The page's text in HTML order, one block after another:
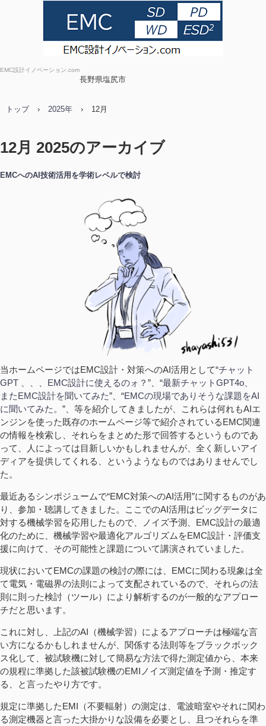
EMC設計イノベーション.com
長野県塩尻市
トップ › 2025年 › 12月
12月 2025のアーカイブ
EMCへのAI技術活用を学術レベルで検討
当ホームページではEMC設計・対策へのAI活用として“チャット
GPT 、、、EMC設計に使えるのォ？ ”、“最新チャットGPT4o、
またEMC設計を聞いてみた”、“EMCの現場でありそうな課題をAI
に聞いてみた。 ”、等を紹介してきましたが、これらは何れもAIエ
ンジンを使った既存のホームページ等で紹介されているEMC関連
の情報を検索し、それらをまとめた形で回答するというものであ
って、人によっては目新しいかもしれませんが、全く新しいアイ
ディアを提供してくれる、というようなものではありませんでし
た。
最近あるシンポジュームで“EMC対策へのAI活用”に関するものがあ
り、参加・聴講してきました。ここでのAI活用はビッグデータに
対する機械学習を応用したもので、ノイズ予測、EMC設計の最適
化のために、機械学習や最適化アルゴリズムをEMC設計・評価支
援に向けて、その可能性と課題について講演されていました。
現状においてEMCの課題の検討の際には、EMCに関わる現象は全
て電気・電磁界の法則によって支配されているので、それらの法
則に則った検討（ツール）により解析するのが一般的なアプロー
チだと思います。
これに対し、上記のAI（機械学習）によるアプローチは極端な言
い方になるかもしれませんが、関係する法則等をブラックボック
ス化して、被試験機に対して簡易な方法で得た測定値から、本来
の規程に準拠した該被試験機のEMIノイズ測定値を予測・推定す
る、と言ったやり方です。
規定に準拠したEMI（不要輻射）の測定は、電波暗室やそれに関わ
る測定機器と言った大掛かりな設備を必要とし、且つそれらを準